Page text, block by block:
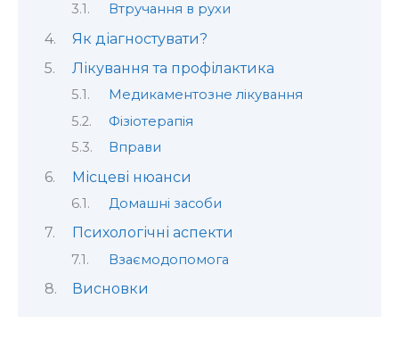
Втручання в рухи
Як діагностувати?
Лікування та профілактика
Медикаментозне лікування
Фізіотерапія
Вправи
Місцеві нюанси
Домашні засоби
Психологічні аспекти
Взаємодопомога
Висновки